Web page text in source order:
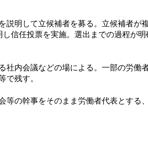
説明して立候補者を募る。立候補者が
信任投票を実施。選出までの過程が
社内会議などの場による。一部の労働
で残す。
の幹事をそのまま労働者代表とする